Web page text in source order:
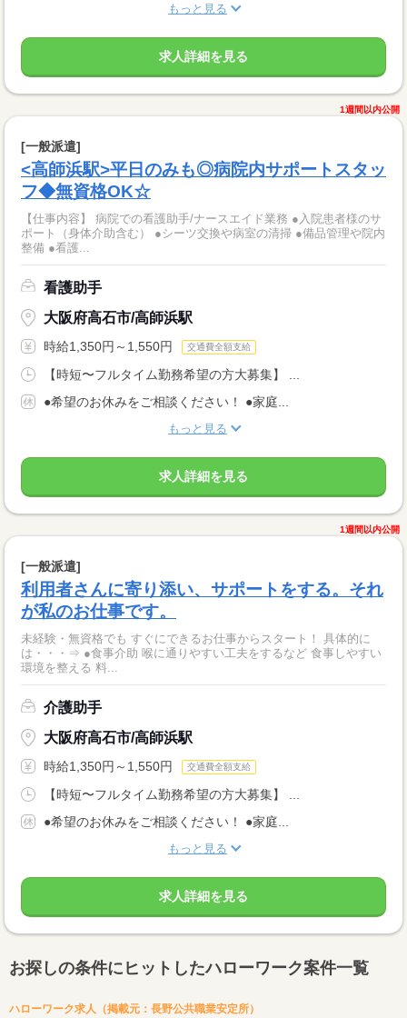
もっと見る
求人詳細を見る
1週間以内公開
[一般派遣]
<高師浜駅>平日のみも◎病院内サポートスタッ
フ◆無資格OK☆
【仕事内容】 病院での看護助手/ナースエイド業務 ●入院患者様のサ
ポート（身体介助含む） ●シーツ交換や病室の清掃 ●備品管理や院内
整備 ●看護...
看護助手
大阪府高石市/高師浜駅
時給1,350円～1,550円 交通費全額支給
【時短〜フルタイム勤務希望の方大募集】 ...
●希望のお休みをご相談ください！ ●家庭...
もっと見る
求人詳細を見る
1週間以内公開
[一般派遣]
利用者さんに寄り添い、サポートをする。それ
が私のお仕事です。
未経験・無資格でも すぐにできるお仕事からスタート！ 具体的に
は・・・⇒ ●食事介助 喉に通りやすい工夫をするなど 食事しやすい
環境を整える 料...
介護助手
大阪府高石市/高師浜駅
時給1,350円～1,550円 交通費全額支給
【時短〜フルタイム勤務希望の方大募集】 ...
●希望のお休みをご相談ください！ ●家庭...
もっと見る
求人詳細を見る
お探しの条件にヒットしたハローワーク案件一覧
ハローワーク求人（掲載元：長野公共職業安定所）